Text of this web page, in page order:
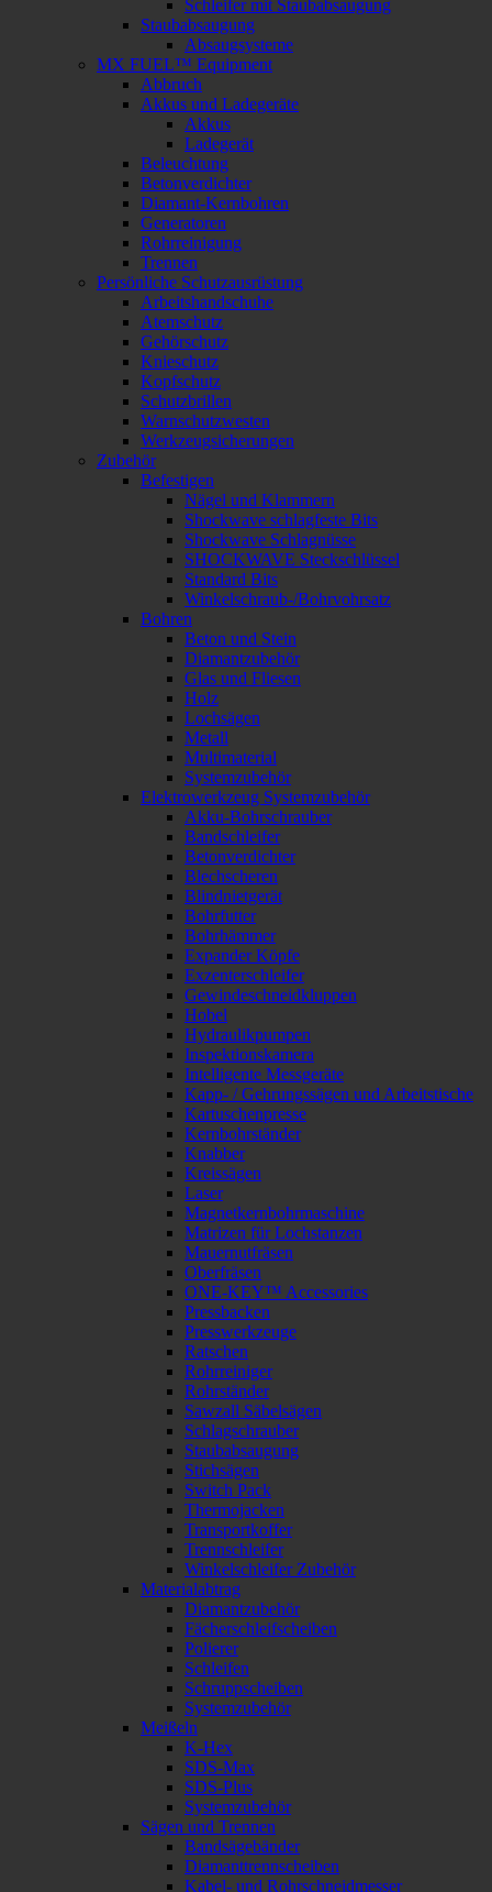
Schleifer mit Staubabsaugung
Staubabsaugung
Absaugsysteme
MX FUEL™ Equipment
Abbruch
Akkus und Ladegeräte
Akkus
Ladegerät
Beleuchtung
Betonverdichter
Diamant-Kernbohren
Generatoren
Rohrreinigung
Trennen
Persönliche Schutzausrüstung
Arbeitshandschuhe
Atemschutz
Gehörschutz
Knieschutz
Kopfschutz
Schutzbrillen
Warnschutzwesten
Werkzeugsicherungen
Zubehör
Befestigen
Nägel und Klammern
Shockwave schlagfeste Bits
Shockwave Schlagnüsse
SHOCKWAVE Steckschlüssel
Standard Bits
Winkelschraub-/Bohrvohrsatz
Bohren
Beton und Stein
Diamantzubehör
Glas und Fliesen
Holz
Lochsägen
Metall
Multimaterial
Systemzubehör
Elektrowerkzeug Systemzubehör
Akku-Bohrschrauber
Bandschleifer
Betonverdichter
Blechscheren
Blindnietgerät
Bohrfutter
Bohrhämmer
Expander Köpfe
Exzenterschleifer
Gewindeschneidkluppen
Hobel
Hydraulikpumpen
Inspektionskamera
Intelligente Messgeräte
Kapp- / Gehrungssägen und Arbeitstische
Kartuschenpresse
Kernbohrständer
Knabber
Kreissägen
Laser
Magnetkernbohrmaschine
Matrizen für Lochstanzen
Mauernutfräsen
Oberfräsen
ONE-KEY™ Accessories
Pressbacken
Presswerkzeuge
Ratschen
Rohrreiniger
Rohrständer
Sawzall Säbelsägen
Schlagschrauber
Staubabsaugung
Stichsägen
Switch Pack
Thermojacken
Transportkoffer
Trennschleifer
Winkelschleifer Zubehör
Materialabtrag
Diamantzubehör
Fächerschleifscheiben
Polierer
Schleifen
Schruppscheiben
Systemzubehör
Meißeln
K-Hex
SDS-Max
SDS-Plus
Systemzubehör
Sägen und Trennen
Bandsägebänder
Diamanttrennscheiben
Kabel- und Rohrschneidmesser